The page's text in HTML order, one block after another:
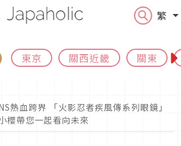
繁
東京 關西近畿 關東
熱血跨界 「火影忍者疾風傳系列眼鏡」
櫻帶您一起看向未來